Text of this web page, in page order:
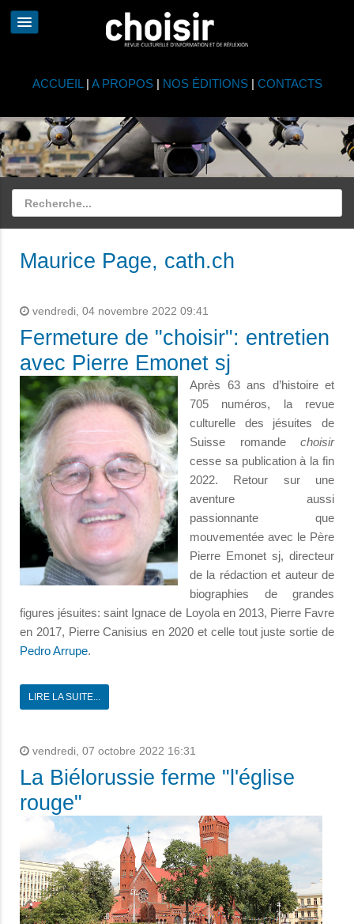
ACCUEIL | A PROPOS| NOS ÉDITIONS| CONTACTS
Maurice Page, cath.ch
vendredi, 04 novembre 2022 09:41
Fermeture de "choisir": entretien
avec Pierre Emonet sj
Après 63 ans d’histoire et
705 numéros, la revue
culturelle des jésuites de
Suisse romande choisir
cesse sa publication à la fin
2022. Retour sur une
aventure aussi
passionnante que
mouvementée avec le Père
Pierre Emonet sj, directeur
de la rédaction et auteur de
biographies de grandes
figures jésuites: saint Ignace de Loyola en 2013, Pierre Favre
en 2017, Pierre Canisius en 2020 et celle tout juste sortie de
Pedro Arrupe.
LIRE LA SUITE...
vendredi, 07 octobre 2022 16:31
La Biélorussie ferme "l'église
rouge"